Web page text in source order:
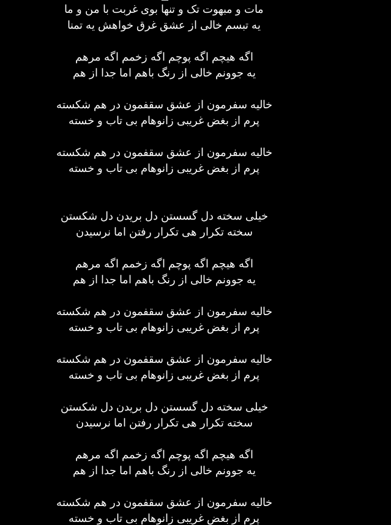
مات و مبهوت تک و تنها بوی غربت با من و ما
یه تبسم خالی از عشق غرق خواهش یه تمنا
اگه هیچم اگه پوچم اگه زخمم اگه مرهم
یه جوونم خالی از رنگ باهم اما جدا از هم
خالیه سفرمون از عشق سقفمون در هم شکسته
پرم از بغض غریبی زانوهام بی تاب و خسته
خالیه سفرمون از عشق سقفمون در هم شکسته
پرم از بغض غریبی زانوهام بی تاب و خسته
خیلی سخته دل گسستن دل بریدن دل شکستن
سخته تکرار هی تکرار رفتن اما نرسیدن
اگه هیچم اگه پوچم اگه زخمم اگه مرهم
یه جوونم خالی از رنگ باهم اما جدا از هم
خالیه سفرمون از عشق سقفمون در هم شکسته
پرم از بغض غریبی زانوهام بی تاب و خسته
خالیه سفرمون از عشق سقفمون در هم شکسته
پرم از بغض غریبی زانوهام بی تاب و خسته
خیلی سخته دل گسستن دل بریدن دل شکستن
سخته تکرار هی تکرار رفتن اما نرسیدن
اگه هیچم اگه پوچم اگه زخمم اگه مرهم
یه جوونم خالی از رنگ باهم اما جدا از هم
خالیه سفرمون از عشق سقفمون در هم شکسته
پرم از بغض غریبی زانوهام بی تاب و خسته